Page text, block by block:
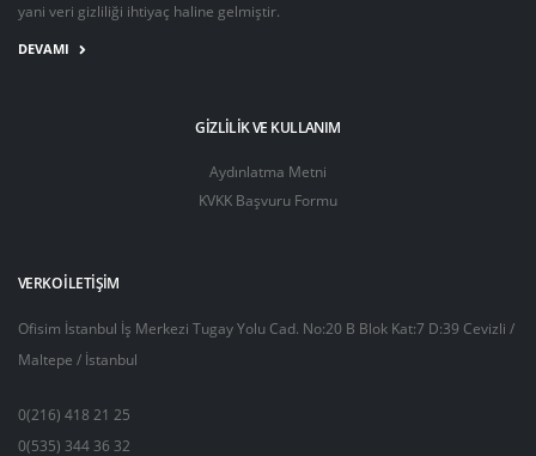
yani veri gizliliği ihtiyaç haline gelmiştir.
DEVAMI
GIZLILIK VE KULLANIM
Aydınlatma Metni
KVKK Başvuru Formu
VERKO İLETIŞIM
Ofisim İstanbul İş Merkezi Tugay Yolu Cad. No:20 B Blok Kat:7 D:39 Cevizli /
Maltepe / İstanbul
0(216) 418 21 25
0(535) 344 36 32